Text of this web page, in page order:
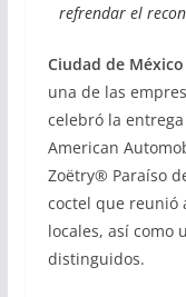
refrendar el
Ciudad de
una de las
celebró la
American
Zoëtry® Paraíso
coctel que reunió
locales, así como
distinguidos.